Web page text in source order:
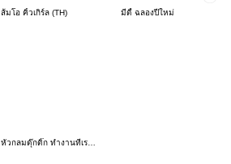
ส้มโอ คิ้วเกิร์ล (TH) มีดี้ ฉลองปีใหม่
หัวกลมดุ๊กดิ๊ก ทำงานที่เรารัก03